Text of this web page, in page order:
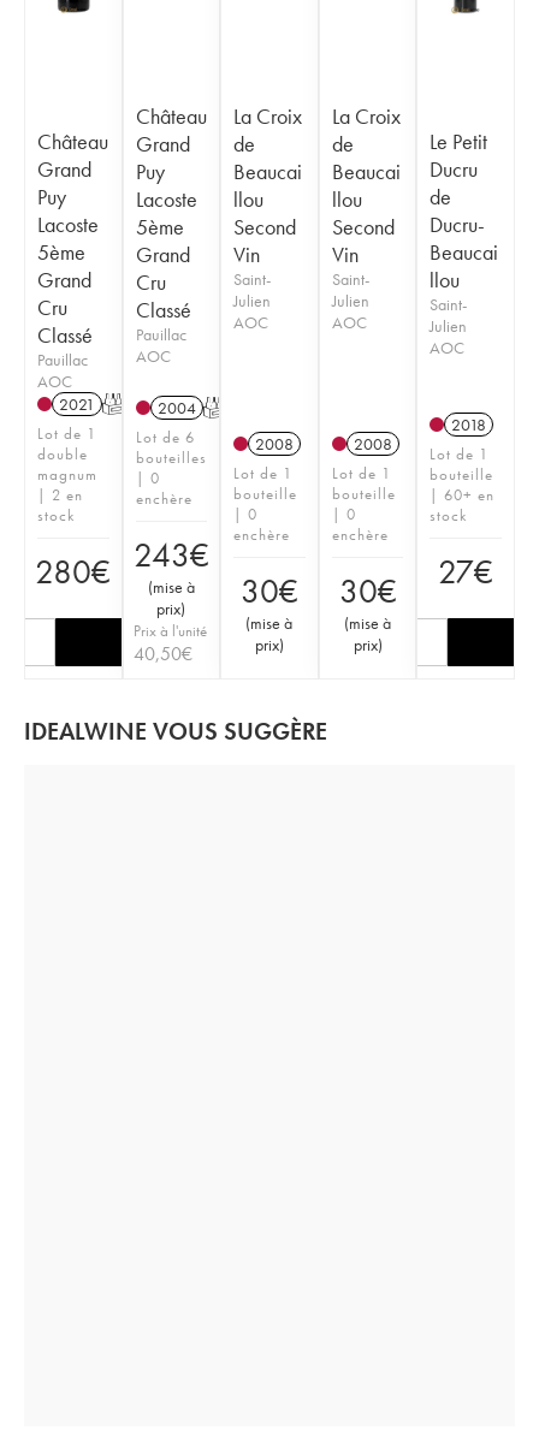
Château
Grand
Puy
Lacoste
5ème
Grand
Cru
Classé
Pauillac
AOC
2021 T
Lot de 1
double
magnum
| 2 en
stock
280€
Château
Grand
Puy
Lacoste
5ème
Grand
Cru
Classé
Pauillac
AOC
2004 T
Lot de 6
bouteilles
| 0
enchère
243€
(mise à
prix)
Prix à l'unité
40,50€
La Croix
de
Beaucai
llou
Second
Vin
Saint-
Julien
AOC
2008
Lot de 1
bouteille
| 0
enchère
30€
(mise à
prix)
La Croix
de
Beaucai
llou
Second
Vin
Saint-
Julien
AOC
2008
Lot de 1
bouteille
| 0
enchère
30€
(mise à
prix)
Le Petit
Ducru
de
Ducru-
Beaucai
llou
Saint-
Julien
AOC
2018
Lot de 1
bouteille
| 60+ en
stock
27€
IDEALWINE VOUS SUGGÈRE